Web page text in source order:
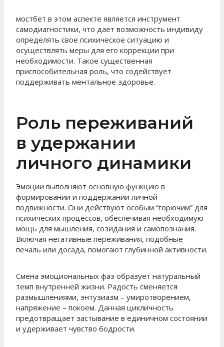
мостбет в этом аспекте является инструмент
самодиагностики, что дает возможность индивиду
определять свое психическое ситуацию и
осуществлять меры для его коррекции при
необходимости. Такое существенная
приспособительная роль, что содействует
поддерживать ментальное здоровье.
Роль переживаний
в удержании
личного динамики
Эмоции выполняют основную функцию в
формировании и поддержании личной
подвижности. Они действуют особым “горючим” для
психических процессов, обеспечивая необходимую
мощь для мышления, созидания и самопознания.
Включая негативные переживания, подобные
печаль или досада, помогают глубинной активности.
Смена эмоциональных фаз образует натуральный
темп внутренней жизни. Радость сменяется
размышлениями, энтузиазм – умиротворением,
напряжение – покоем. Данная цикличность
предотвращает застывание в единичном состоянии
и удерживает чувство бодрости.